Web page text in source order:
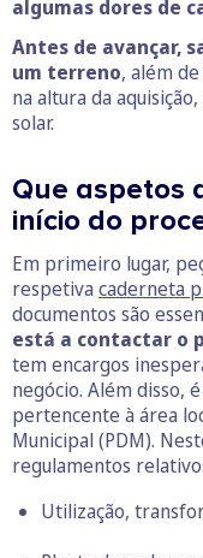
algumas dores de
Antes de avançar,
um terreno, além
na altura da
solar.
Que aspetos
início do
Em primeiro lugar,
respetiva caderneta
documentos são
está a contactar o
tem encargos
negócio. Além disso,
pertencente à área
Municipal (PDM).
regulamentos
Utilização,